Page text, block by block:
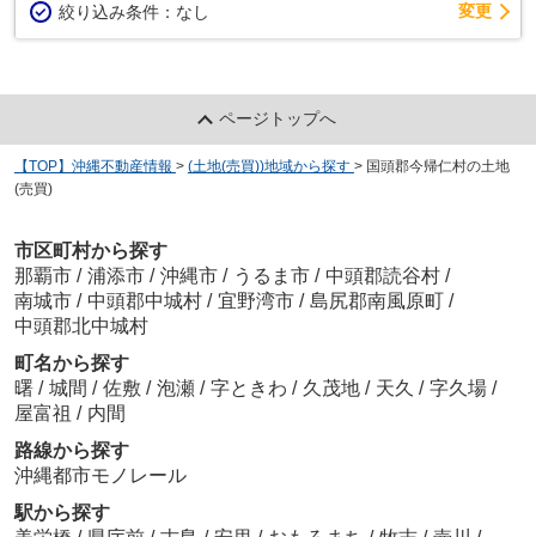
絞り込み条件： なし 変更
ページトップへ
【TOP】沖縄不動産情報 > (土地(売買))地域から探す > 国頭郡今帰仁村の土地
(売買)
市区町村から探す
那覇市 / 浦添市 / 沖縄市 / うるま市 / 中頭郡読谷村 /
南城市 / 中頭郡中城村 / 宜野湾市 / 島尻郡南風原町 /
中頭郡北中城村
町名から探す
曙 / 城間 / 佐敷 / 泡瀬 / 字ときわ / 久茂地 / 天久 / 字久場 /
屋富祖 / 内間
路線から探す
沖縄都市モノレール
駅から探す